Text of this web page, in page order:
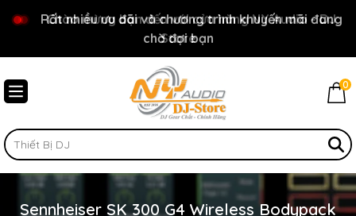
Chào mừng bạn đến với cửa hàng NY Audio - DJ
Store
Rất nhiều ưu đãi và chương trình khuyến mãi đang
chờ đợi bạn
0
Sennheiser SK 300 G4 Wireless Bodypack